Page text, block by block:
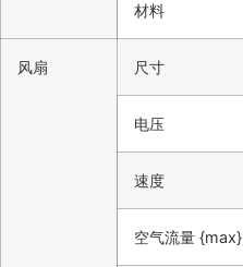
材料
风扇 尺寸
电压
速度
空气流量 {max}